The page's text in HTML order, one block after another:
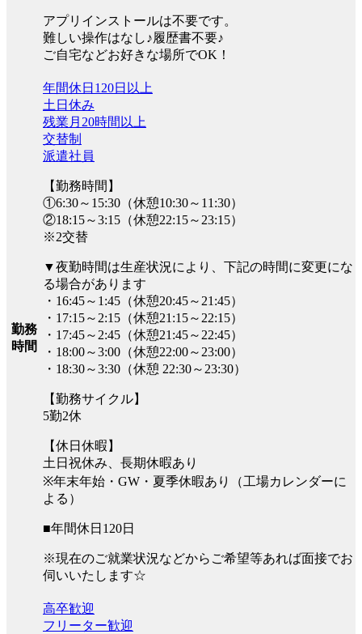
アプリインストールは不要です。
難しい操作はなし♪履歴書不要♪
ご自宅などお好きな場所でOK！
勤務
時間
年間休日120日以上
土日休み
残業月20時間以上
交替制
派遣社員
【勤務時間】
①6:30～15:30（休憩10:30～11:30）
②18:15～3:15（休憩22:15～23:15）
※2交替
▼夜勤時間は生産状況により、下記の時間に変更にな
る場合があります
・16:45～1:45（休憩20:45～21:45）
・17:15～2:15（休憩21:15～22:15）
・17:45～2:45（休憩21:45～22:45）
・18:00～3:00（休憩22:00～23:00）
・18:30～3:30（休憩 22:30～23:30）
【勤務サイクル】
5勤2休
【休日休暇】
土日祝休み、長期休暇あり
※年末年始・GW・夏季休暇あり（工場カレンダーに
よる）
■年間休日120日
※現在のご就業状況などからご希望等あれば面接でお
伺いいたします☆
高卒歓迎
フリーター歓迎